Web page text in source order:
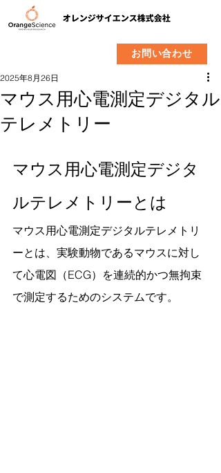
お問い合わせ
マウス用心電測定デジタル
テレメトリー
2025年8月26日
マウス用心電測定デジタ
ルテレメトリーとは
マウス用心電測定デジタルテレメトリ
ーとは、実験動物であるマウスに対し
て心電図（ECG）を連続的かつ無拘束
で測定するためのシステムです。